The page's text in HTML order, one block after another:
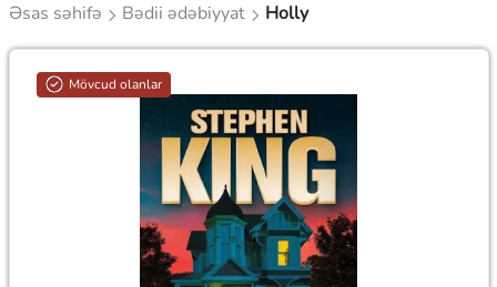
Əsas səhifə Bədii ədəbiyyat Holly
Mövcud olanlar